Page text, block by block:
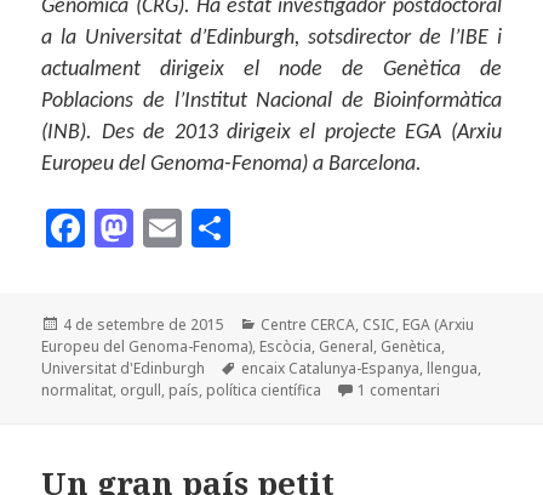
Genòmica (CRG). Ha estat investigador postdoctoral
a la Universitat d’Edinburgh, sotsdirector de l’IBE i
actualment dirigeix el node de Genètica de
Poblacions de l’Institut Nacional de Bioinformàtica
(INB). Des de 2013 dirigeix el projecte EGA (Arxiu
Europeu del Genoma-Fenoma) a Barcelona.
F
e
b
M
to
d
o
E
ai
l
m
p
a
ei
Publicat
el
4 de setembre de 2015 Categories
Centre CERCA, CSIC, EGA (Arxiu
Europeu del Genoma-Fenoma), Escòcia, General, Genètica,
Universitat d'Edinburgh
Etiquetes
encaix Catalunya-Espanya, llengua,
normalitat, orgull, país, política científica 1 comentari
Un gran país petit